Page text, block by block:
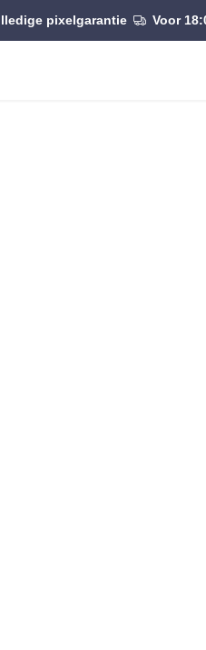
pixelgarantie Voor